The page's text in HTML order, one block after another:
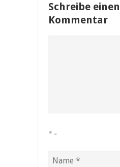
Schreibe einen
Kommentar
* =